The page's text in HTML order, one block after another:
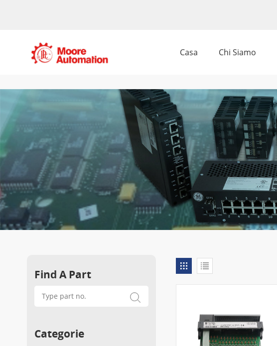
Casa Chi Siamo
Find A Part
Categorie